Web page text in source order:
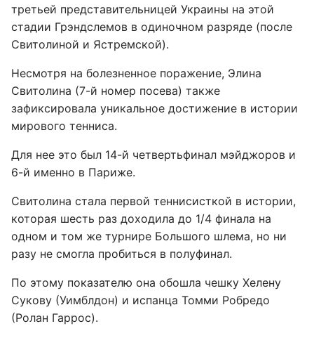
третьей представительницей Украины на этой
стадии Грэндслемов в одиночном разряде (после
Свитолиной и Ястремской).
Несмотря на болезненное поражение, Элина
Свитолина (7-й номер посева) также
зафиксировала уникальное достижение в истории
мирового тенниса.
Для нее это был 14-й четвертьфинал мэйджоров и
6-й именно в Париже.
Свитолина стала первой теннисисткой в истории,
которая шесть раз доходила до 1/4 финала на
одном и том же турнире Большого шлема, но ни
разу не смогла пробиться в полуфинал.
По этому показателю она обошла чешку Хелену
Сукову (Уимблдон) и испанца Томми Робредо
(Ролан Гаррос).